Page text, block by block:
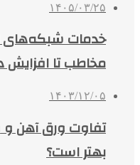
۱۴۰۵/۰۳/۲۵
مخاطب تا افزایش
۱۴۰۳/۱۲/۰۵
تفاوت ورق آهن و
بهتر است؟